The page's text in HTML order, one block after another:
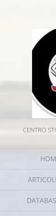
CENTRO